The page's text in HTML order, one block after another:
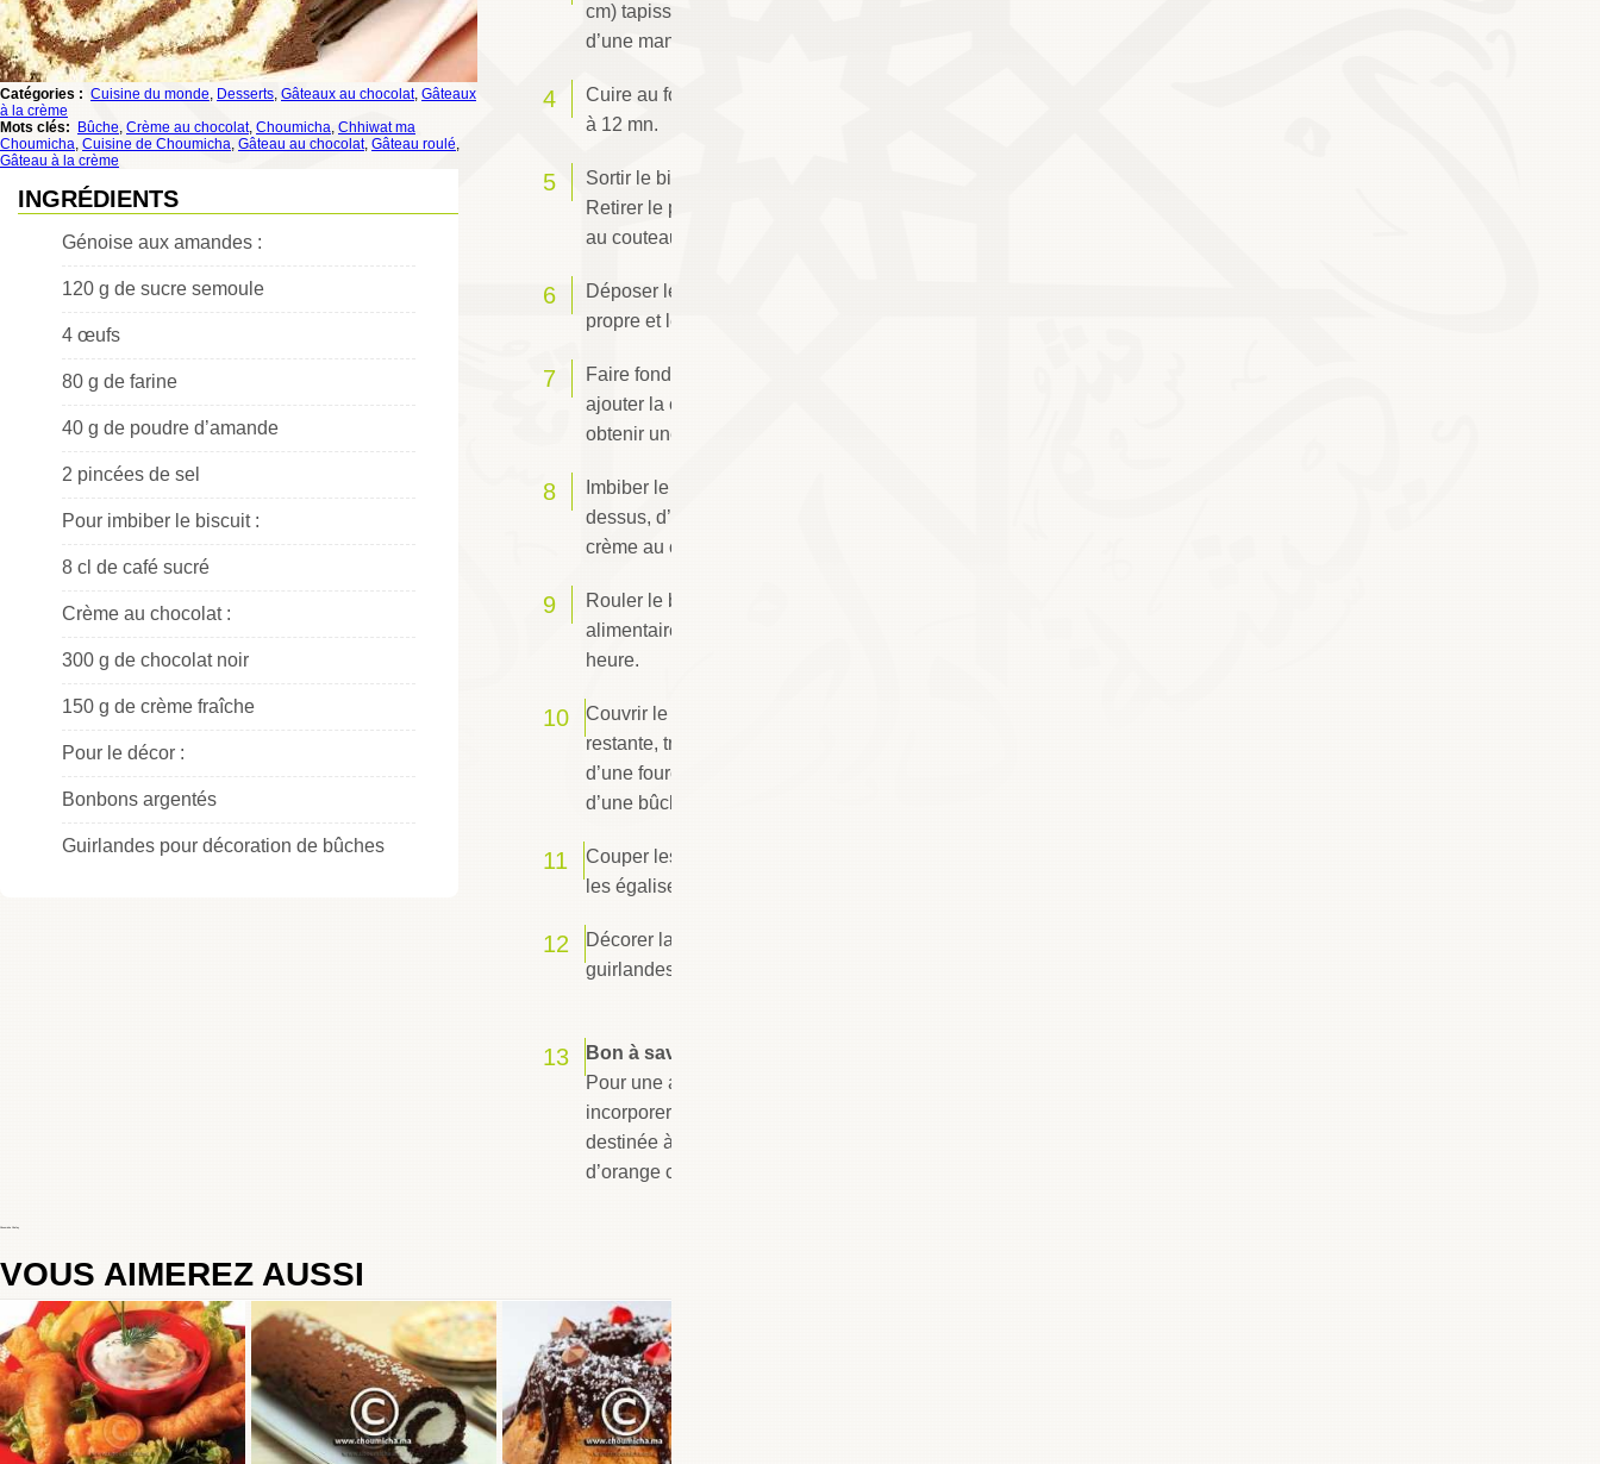
Catégories : Cuisine du monde, Desserts, Gâteaux au chocolat, Gâteaux
à la crème
Mots clés:
Bûche, Crème au chocolat, Choumicha, Chhiwat ma
Choumicha, Cuisine de Choumicha, Gâteau au chocolat, Gâteau roulé,
Gâteau à la crème
INGRÉDIENTS
Génoise aux amandes :
120 g de sucre semoule
4 œufs
80 g de farine
40 g de poudre d’amande
2 pincées de sel
Pour imbiber le biscuit :
8 cl de café sucré
Crème au chocolat :
300 g de chocolat noir
150 g de crème fraîche
Pour le décor :
Bonbons argentés
Guirlandes pour décoration de bûches
cm) tapissée de papier sulfurisé et l'étaler
d’une manière uniforme.
Cuire au four préchauffé à 170°C pendant 10
à 12 mn.
Sortir le biscuit du four et le lisser tiédir 5 mn.
Retirer le papier sulfurisé et égaliser les bords
au couteau pour avoir un rectangle parfait.
Déposer le biscuit encore tiède sur un torchon
propre et le rouler sur lui même.
Faire fondre le chocolat noir au bain-marie,
ajouter la crème fraîche en remuant pour
obtenir une crème homogène et brillante.
Imbiber le biscuit avec le café, et étaler
dessus, d’une manière uniforme les 3/4 de la
crème au chocolat.
Rouler le biscuit, l'envelopper de film
alimentaire et le placer au frais pendant 1/2
heure.
Couvrir le roulé avec la crème au chocolat
restante, tracer des lignes avec les pointes
d’une fourchette pour lui donner l’aspect
d’une bûche.
Couper les côtés de la bûche en biais pour
les égaliser.
Décorer la bûche avec les bonbons et les
guirlandes.
Bon à savoir :
Pour une agréable petite note acidulée,
incorporer aux 3/4 de la crème au chocolat
destinée à fourrer le biscuit 50 g d’écorce
d’orange confite râpée.
VOUS AIMEREZ AUSSI